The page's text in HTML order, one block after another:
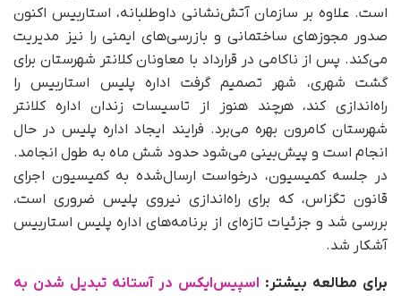
است. علاوه بر سازمان آتش‌نشانی داوطلبانه، استاربیس اکنون
صدور مجوزهای ساختمانی و بازرسی‌های ایمنی را نیز مدیریت
می‌کند. پس از ناکامی در قرارداد با معاونان کلانتر شهرستان برای
گشت شهری، شهر تصمیم گرفت اداره پلیس استاربیس را
راه‌اندازی کند، هرچند هنوز از تاسیسات زندان اداره کلانتر
شهرستان کامرون بهره می‌برد. فرایند ایجاد اداره پلیس در حال
انجام است و پیش‌بینی می‌شود حدود شش ماه به طول انجامد.
در جلسه کمیسیون، درخواست ارسال‌شده به کمیسیون اجرای
قانون تگزاس، که برای راه‌اندازی نیروی پلیس ضروری است،
بررسی شد و جزئیات تازه‌ای از برنامه‌های اداره پلیس استاربیس
آشکار شد.
برای مطالعه بیشتر: اسپیس‌ایکس در آستانه تبدیل شدن به